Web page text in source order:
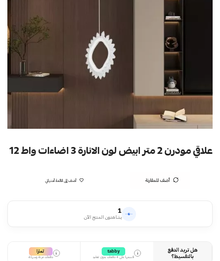
علاقي مودرن 2 متر ابيض لون الانارة 3 اضاءات واط 12
أضف للمقارنة أضف إلى قائمة أمنياتي
1
يشاهدون المنتج الآن
هل تريد الدفع
بالتقسيط؟
i
tabby
قسمها على 4 دفعات بدون تعقيد
i تمارا
دفعات مرنة وسهلة